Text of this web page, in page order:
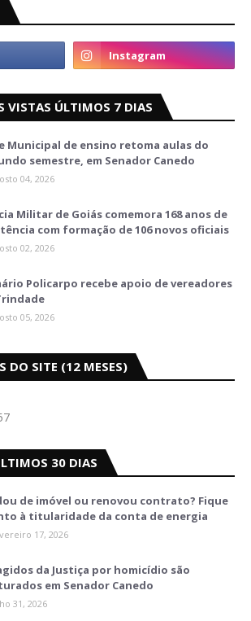
VISTAS ÚLTIMOS 7 DIAS
Municipal de ensino retoma aulas do
semestre, em Senador Canedo
04, 2026
Militar de Goiás comemora 168 anos de
com formação de 106 novos oficiais
02, 2026
Policarpo recebe apoio de vereadores
05, 2026
DO SITE (12 MESES)
30 DIAS
de imóvel ou renovou contrato? Fique
à titularidade da conta de energia
17, 2026
da Justiça por homicídio são
em Senador Canedo
31, 2026